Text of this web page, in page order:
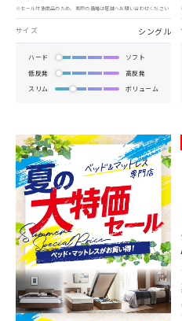
※セール対象商品のため、実際の価格は店舗へお問い合わせください
サイズ シングル
ハード
ソフト
低反発
高反発
スリム
ボリューム